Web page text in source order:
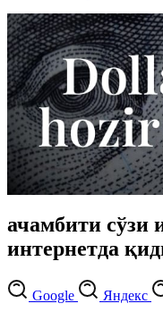
ачамбити сўзи
интернетда
Google Яндекс